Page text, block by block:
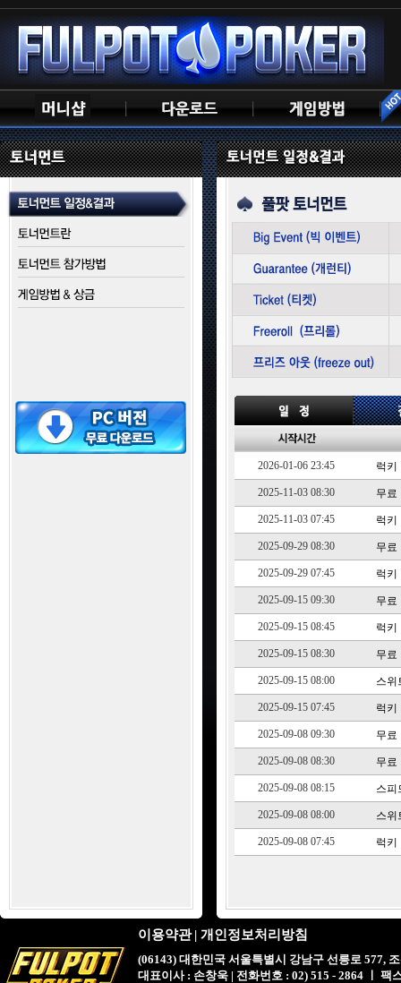
2026-01-06 23:45 럭키
2025-11-03 08:30 무료
2025-11-03 07:45 럭키
2025-09-29 08:30 무료
2025-09-29 07:45 럭키
2025-09-15 09:30 무료
2025-09-15 08:45 럭키
2025-09-15 08:30 무료
2025-09-15 08:00 스위
2025-09-15 07:45 럭키
2025-09-08 09:30 무료
2025-09-08 08:30 무료
2025-09-08 08:15 스피
2025-09-08 08:00 스위
2025-09-08 07:45 럭키
이용약관 | 개인정보처리방침
(06143) 대한민국 서울특별시 강남구 선릉로 577,
대표이사 : 손창욱 | 전화번호 : 02) 515 - 2864 ㅣ 팩